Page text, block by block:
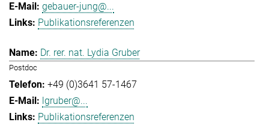
gebauer-jung@...
Publikationsreferenzen
Dr. rer. nat. Lydia Gruber
Postdoc
+49 (0)3641 57-1467
lgruber@...
Publikationsreferenzen